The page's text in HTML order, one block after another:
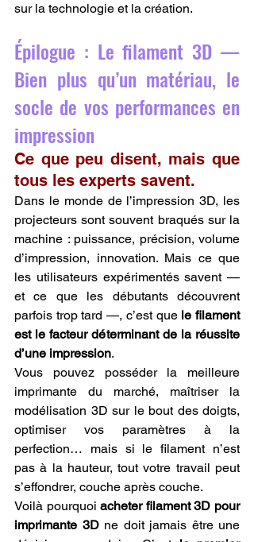
sur la technologie et la création.
Épilogue : Le filament 3D —
Bien plus qu’un matériau, le
socle de vos performances en
impression
Ce que peu disent, mais que
tous les experts savent.
Dans le monde de l’impression 3D, les
projecteurs sont souvent braqués sur la
machine : puissance, précision, volume
d’impression, innovation. Mais ce que
les utilisateurs expérimentés savent —
et ce que les débutants découvrent
parfois trop tard —, c’est que le filament
est le facteur déterminant de la réussite
d’une impression.
Vous pouvez posséder la meilleure
imprimante du marché, maîtriser la
modélisation 3D sur le bout des doigts,
optimiser vos paramètres à la
perfection… mais si le filament n’est
pas à la hauteur, tout votre travail peut
s’effondrer, couche après couche.
Voilà pourquoi acheter filament 3D pour
imprimante 3D ne doit jamais être une